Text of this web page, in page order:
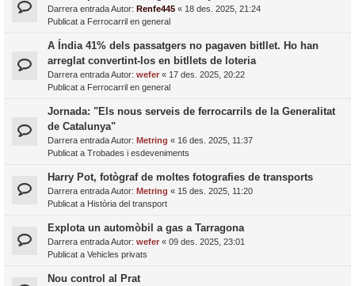
Darrera entrada Autor: Renfe445 « 18 des. 2025, 21:24
Publicat a Ferrocarril en general
A Índia 41% dels passatgers no pagaven bitllet. Ho han
arreglat convertint-los en bitllets de loteria
Darrera entrada Autor: wefer « 17 des. 2025, 20:22
Publicat a Ferrocarril en general
Jornada: "Els nous serveis de ferrocarrils de la Generalitat
de Catalunya"
Darrera entrada Autor: Metring « 16 des. 2025, 11:37
Publicat a Trobades i esdeveniments
Harry Pot, fotògraf de moltes fotografies de transports
Darrera entrada Autor: Metring « 15 des. 2025, 11:20
Publicat a Història del transport
Explota un automòbil a gas a Tarragona
Darrera entrada Autor: wefer « 09 des. 2025, 23:01
Publicat a Vehicles privats
Nou control al Prat